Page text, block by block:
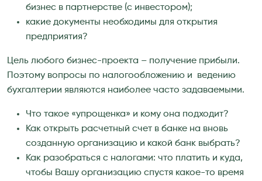
бизнес в партнерстве (с инвестором);
какие документы необходимы для открытия
предприятия?
Цель любого бизнес-проекта – получение прибыли.
Поэтому вопросы по налогообложению и ведению
бухгалтерии являются наиболее часто задаваемыми.
Что такое «упрощенка» и кому она подходит?
Как открыть расчетный счет в банке на вновь
созданную организацию и какой банк выбрать?
Как разобраться с налогами: что платить и куда,
чтобы Вашу организацию спустя какое-то время